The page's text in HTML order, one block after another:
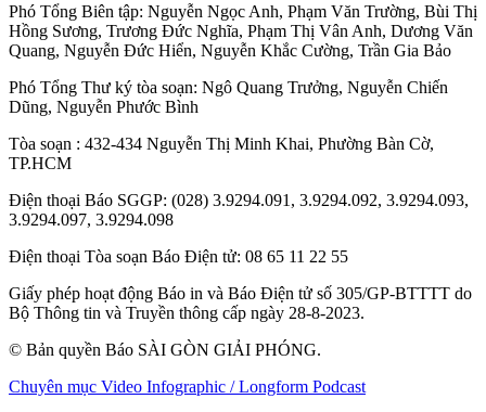
Phó Tổng Biên tập: Nguyễn Ngọc Anh, Phạm Văn Trường, Bùi Thị
Hồng Sương, Trương Đức Nghĩa, Phạm Thị Vân Anh, Dương Văn
Quang, Nguyễn Đức Hiển, Nguyễn Khắc Cường, Trần Gia Bảo
Phó Tổng Thư ký tòa soạn: Ngô Quang Trưởng, Nguyễn Chiến
Dũng, Nguyễn Phước Bình
Tòa soạn : 432-434 Nguyễn Thị Minh Khai, Phường Bàn Cờ,
TP.HCM
Điện thoại Báo SGGP: (028) 3.9294.091, 3.9294.092, 3.9294.093,
3.9294.097, 3.9294.098
Điện thoại Tòa soạn Báo Điện tử: 08 65 11 22 55
Giấy phép hoạt động Báo in và Báo Điện tử số 305/GP-BTTTT do
Bộ Thông tin và Truyền thông cấp ngày 28-8-2023.
© Bản quyền Báo SÀI GÒN GIẢI PHÓNG.
Chuyên mục Video Infographic / Longform Podcast